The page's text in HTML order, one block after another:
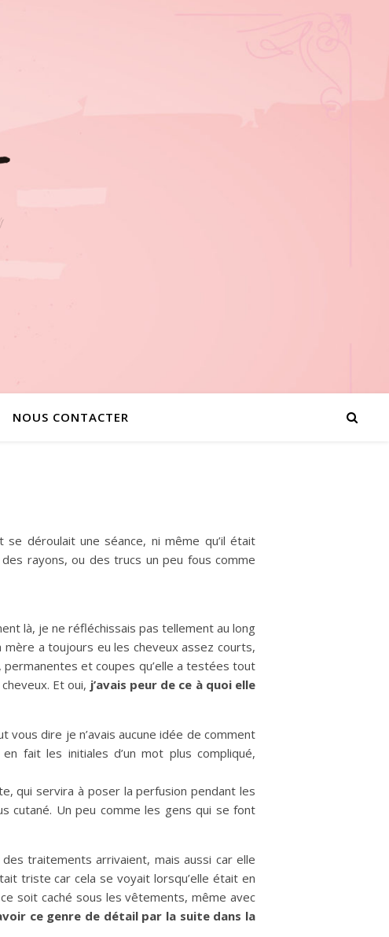
NOUS CONTACTER
déroulait une séance, ni même qu’il était
rayons, ou des trucs un peu fous comme
là, je ne réfléchissais pas tellement au long
a toujours eu les cheveux assez courts,
et coupes qu’elle a testées tout
Et oui, j’avais peur de ce à quoi elle
vous dire je n’avais aucune idée de comment
fait les initiales d’un mot plus compliqué,
qui servira à poser la perfusion pendant les
cutané. Un peu comme les gens qui se font
traitements arrivaient, mais aussi car elle
triste car cela se voyait lorsqu’elle était en
soit caché sous les vêtements, même avec
ce genre de détail par la suite dans la